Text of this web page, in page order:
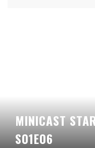
MINICAST
S01E06